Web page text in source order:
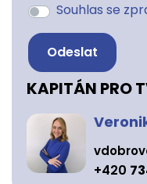
Souhlas se
KAPITÁN PRO
+420